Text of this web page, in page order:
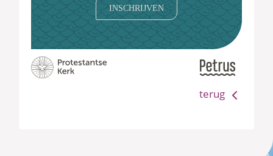
INSCHRIJVEN
terug